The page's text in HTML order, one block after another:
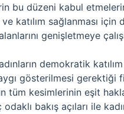
bu düzeni kabul
katılım sağlanması için
genişletmeye
demokratik
gösterilmesi gerektiği
tüm kesimlerinin eşit
bakış açıları ile